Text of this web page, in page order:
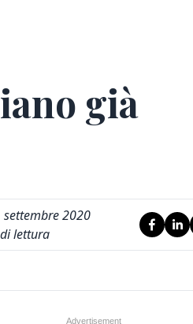
già
settembre 2020
lettura